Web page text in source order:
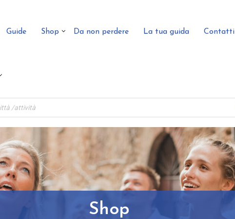
Guide Shop Da non perdere La tua guida Contatti
Shop